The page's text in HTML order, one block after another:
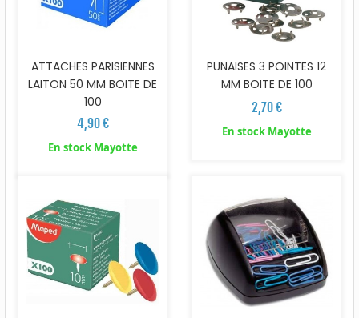
ATTACHES PARISIENNES
LAITON 50 MM BOITE DE
100
4,90 €
En stock Mayotte
PUNAISES 3 POINTES 12
MM BOITE DE 100
2,70 €
En stock Mayotte